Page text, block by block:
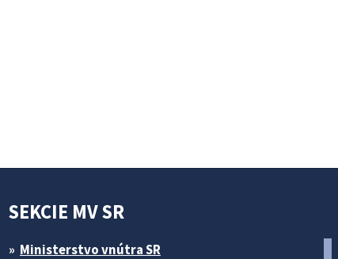
SEKCIE MV SR
Ministerstvo vnútra SR